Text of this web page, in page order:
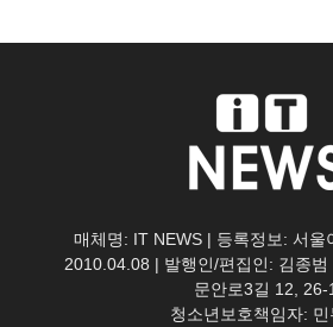
매체명: IT NEWS | 등록정보: 서울
2010.04.08 | 발행인/편집인: 김종범
문안로3길 12, 26-1
청소년보호책임자: 민